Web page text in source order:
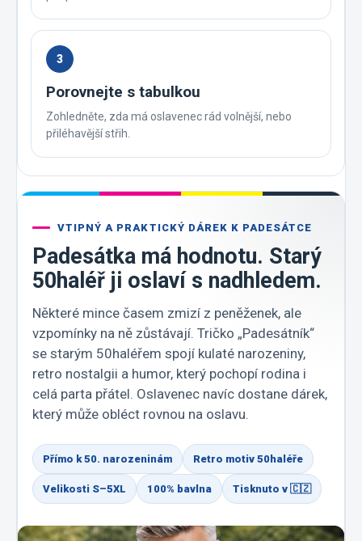
3
Porovnejte s tabulkou
Zohledněte, zda má oslavenec rád volnější, nebo
přiléhavější střih.
VTIPNÝ A PRAKTICKÝ DÁREK K PADESÁTCE
Padesátka má hodnotu. Starý
50haléř ji oslaví s nadhledem.
Některé mince časem zmizí z peněženek, ale
vzpomínky na ně zůstávají. Tričko „Padesátník“
se starým 50haléřem spojí kulaté narozeniny,
retro nostalgii a humor, který pochopí rodina i
celá parta přátel. Oslavenec navíc dostane dárek,
který může obléct rovnou na oslavu.
Přímo k 50. narozeninám Retro motiv 50haléře
Velikosti S–5XL 100% bavlna Tisknuto v 🇨🇿